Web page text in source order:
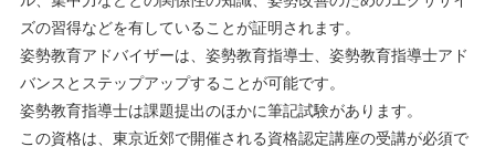
ズの習得などを有していることが証明されます。
姿勢教育アドバイザーは、姿勢教育指導士、姿勢教育指導士アド
バンスとステップアップすることが可能です。
姿勢教育指導士は課題提出のほかに筆記試験があります。
この資格は、東京近郊で開催される資格認定講座の受講が必須で